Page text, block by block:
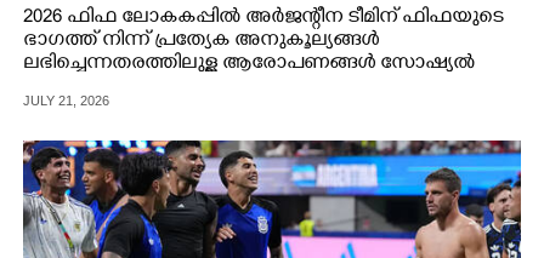
2026 ഫിഫ ലോകകപ്പിൽ അർജന്റീന ടീമിന് ഫിഫയുടെ
ഭാഗത്ത് നിന്ന് പ്രത്യേക അനുകൂല്യങ്ങൾ
ലഭിച്ചെന്ന തരത്തിലുള്ള ആരോപണങ്ങൾ സോഷ്യൽ
JULY 21, 2026